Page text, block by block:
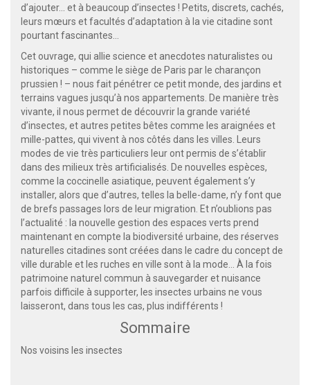
d’ajouter... et à beaucoup d’insectes ! Petits, discrets, cachés,
leurs mœurs et facultés d’adaptation à la vie citadine sont
pourtant fascinantes...
Cet ouvrage, qui allie science et anecdotes naturalistes ou
historiques – comme le siège de Paris par le charançon
prussien ! – nous fait pénétrer ce petit monde, des jardins et
terrains vagues jusqu’à nos appartements. De manière très
vivante, il nous permet de découvrir la grande variété
d’insectes, et autres petites bêtes comme les araignées et
mille-pattes, qui vivent à nos côtés dans les villes. Leurs
modes de vie très particuliers leur ont permis de s’établir
dans des milieux très artificialisés. De nouvelles espèces,
comme la coccinelle asiatique, peuvent également s’y
installer, alors que d’autres, telles la belle-dame, n’y font que
de brefs passages lors de leur migration. Et n’oublions pas
l’actualité : la nouvelle gestion des espaces verts prend
maintenant en compte la biodiversité urbaine, des réserves
naturelles citadines sont créées dans le cadre du concept de
ville durable et les ruches en ville sont à la mode... À la fois
patrimoine naturel commun à sauvegarder et nuisance
parfois difficile à supporter, les insectes urbains ne vous
laisseront, dans tous les cas, plus indifférents !
Sommaire
Nos voisins les insectes